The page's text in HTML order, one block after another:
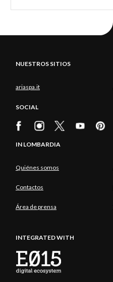
NUESTROS SITIOS
ariaspa.it
SOCIAL
IN LOMBARDIA
Quiénes somos
Contactos
Área de prensa
INTEGRATED WITH